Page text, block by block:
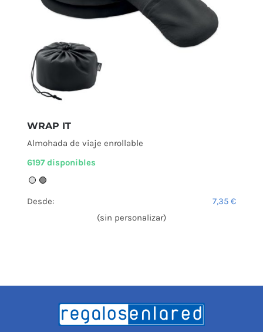
WRAP IT
Almohada de viaje enrollable
6197 disponibles
Desde: 7,35 €
(sin personalizar)